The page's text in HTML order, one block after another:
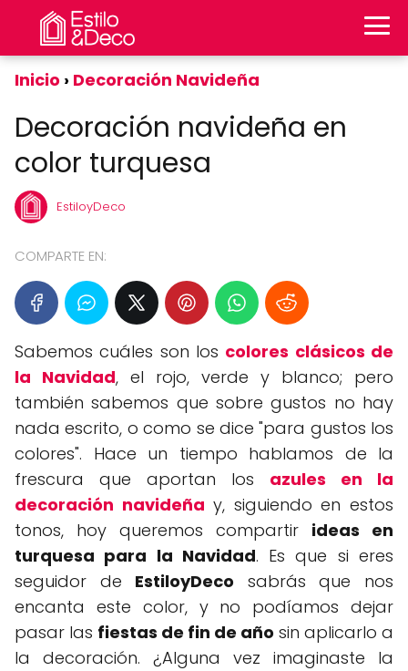
Inicio Decoración Navideña
Decoración navideña en
color turquesa
EstiloyDeco
COMPARTE EN:
Sabemos cuáles son los colores clásicos de
la Navidad, el rojo, verde y blanco; pero
también sabemos que sobre gustos no hay
nada escrito, o como se dice "para gustos los
colores". Hace un tiempo hablamos de la
frescura que aportan los azules en la
decoración navideña y, siguiendo en estos
tonos, hoy queremos compartir ideas en
turquesa para la Navidad. Es que si eres
seguidor de EstiloyDeco sabrás que nos
encanta este color, y no podíamos dejar
pasar las fiestas de fin de año sin aplicarlo a
la decoración. ¿Alguna vez imaginaste la